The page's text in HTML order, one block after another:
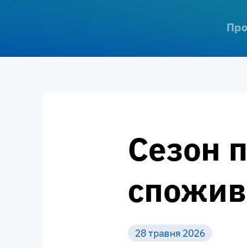
Сезон
28 травня 2026